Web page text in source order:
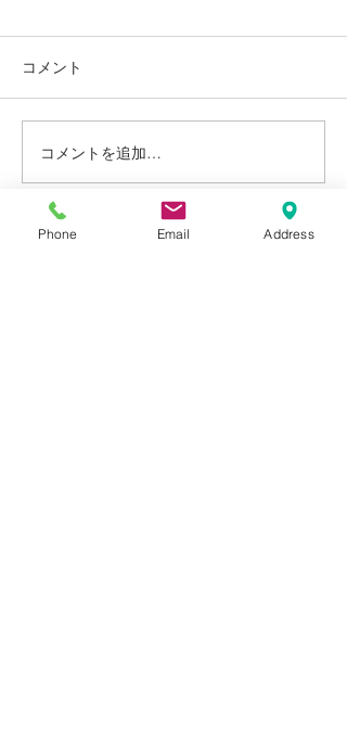
【三語短文】小学生には
英会話よりも日本語の作
文を。
コメント
コメントを追加…
Phone Email Address